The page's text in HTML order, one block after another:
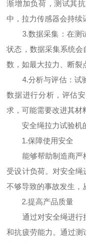
渐增加负荷，测试其
中，拉力传感器会持续
3.数据采集：在测试
状态，数据采集系统会
数，如最大拉力、断裂
4.分析与评估：试验
数据进行分析，评估
求，可能需要改进其材
安全绳拉力试验机
1.保障使用安全
能够帮助制造商严
受设计负荷。对安全
不够导致的事故发生，
2.提高产品质量
通过对安全绳进行
和抗疲劳能力。通过测